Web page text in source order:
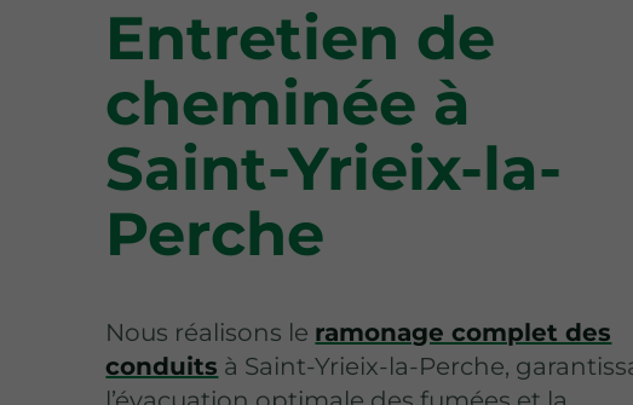
Entretien de
cheminée à
Saint-Yrieix-la-
Perche
Nous réalisons le ramonage complet des
conduits à Saint-Yrieix-la-Perche,